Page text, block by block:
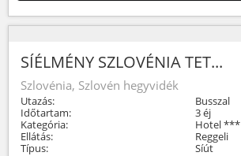
SÍÉLMÉNY SZLOVÉNIA TET...
Szlovénia, Szlovén hegyvidék
Utazás:
Busszal
Időtartam:
3 éj
Kategória:
Hotel ***
Ellátás:
Reggeli
Típus:
Síút